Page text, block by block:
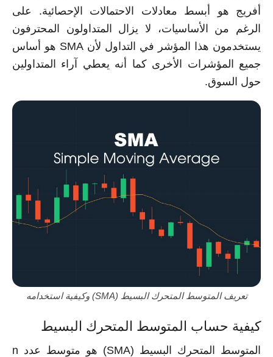
أفريج هو أبسط معادلات الاحتمالات الإحصائية. على
الرغم من الأساسيات، لا يزال المتداولون المحترفون
يستخدمون هذا المؤشر في التداول لأن SMA هو أساس
جميع المؤشرات الأخرى كما أنه يعطي آراء المتداولين
حول السوق.
تعريف المتوسط المتحرك البسيط (SMA) وكيفية استخدامه
كيفية حساب المتوسط المتحرك البسيط
المتوسط المتحرك البسيط (SMA) هو متوسط عدد n